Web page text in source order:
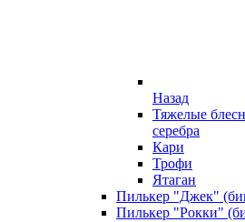
Назад
Тяжелые
серебра
Кари
Трофи
Ятаган
Пилькер "Джек"
Пилькер "Рокки"